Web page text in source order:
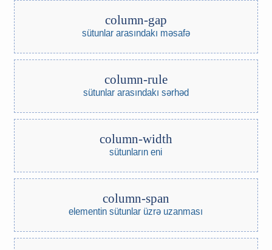
column-gap
sütunlar arasındakı məsafə
column-rule
sütunlar arasındakı sərhəd
column-width
sütunların eni
column-span
elementin sütunlar üzrə uzanması